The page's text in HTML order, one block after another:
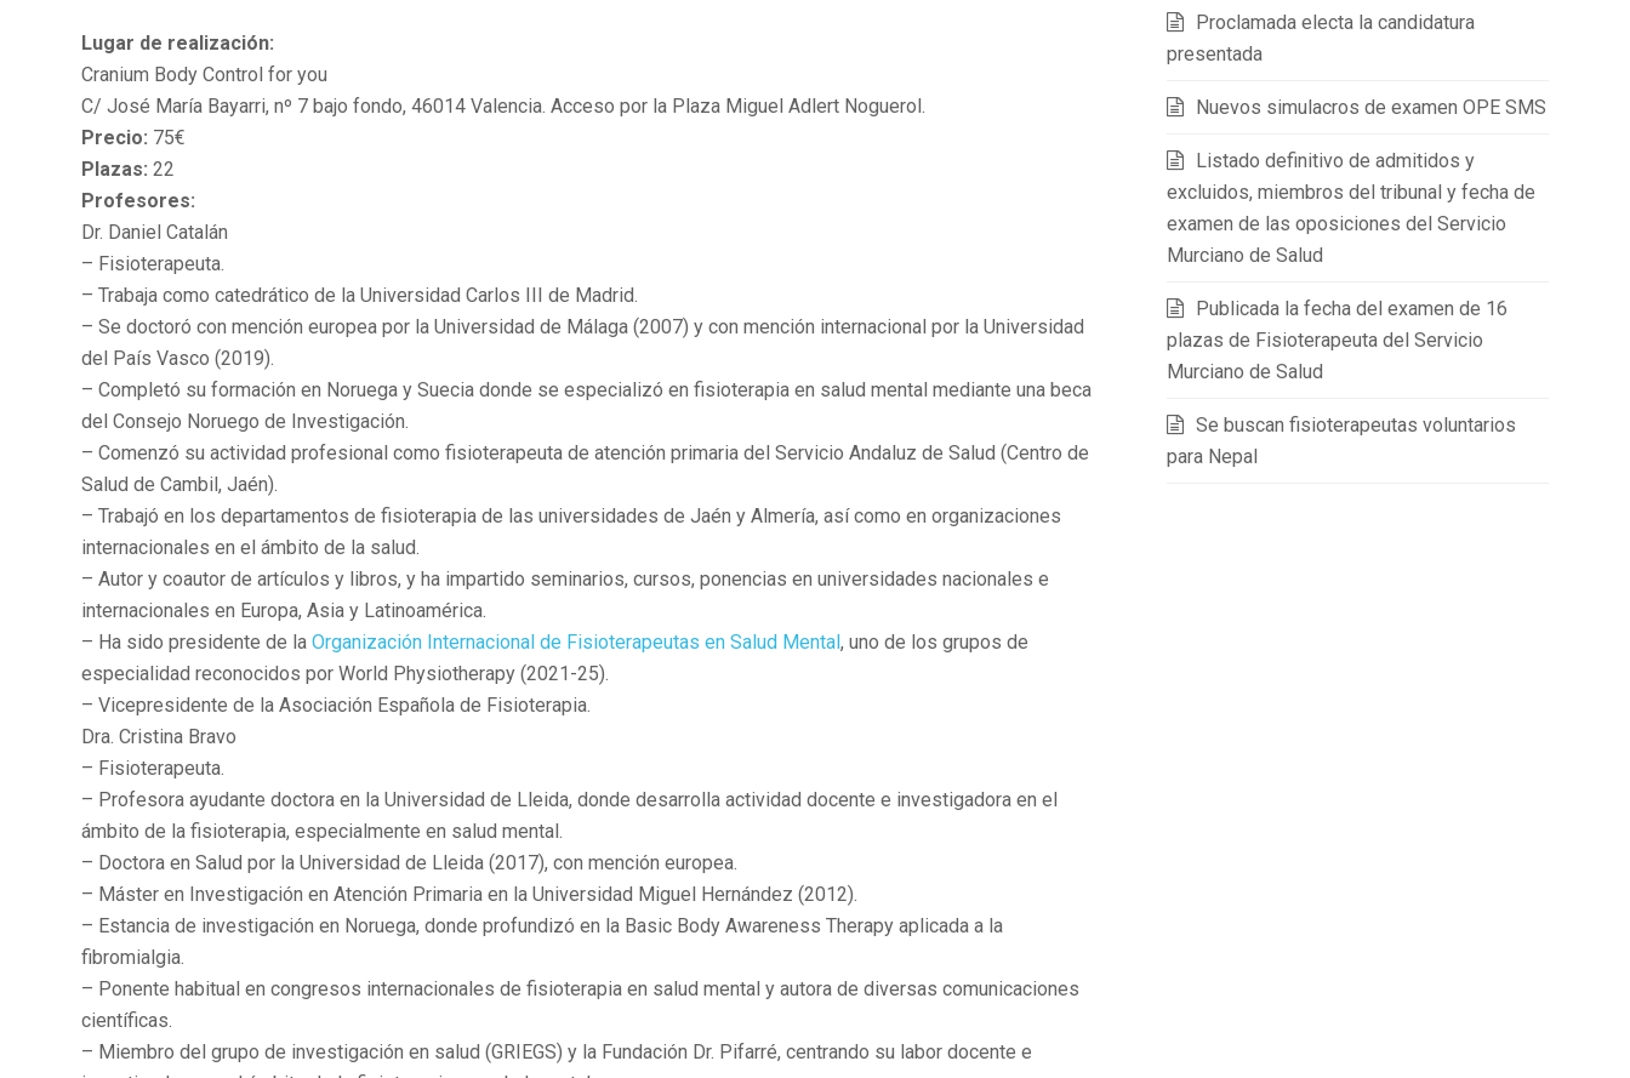
Lugar de realización:
Cranium Body Control for you
C/ José María Bayarri, nº 7 bajo fondo, 46014 Valencia. Acceso por la Plaza Miguel Adlert Noguerol.
Precio: 75€
Plazas: 22
Profesores:
Dr. Daniel Catalán
– Fisioterapeuta.
– Trabaja como catedrático de la Universidad Carlos III de Madrid.
– Se doctoró con mención europea por la Universidad de Málaga (2007) y con mención internacional por la Universidad
del País Vasco (2019).
– Completó su formación en Noruega y Suecia donde se especializó en fisioterapia en salud mental mediante una beca
del Consejo Noruego de Investigación.
– Comenzó su actividad profesional como fisioterapeuta de atención primaria del Servicio Andaluz de Salud (Centro de
Salud de Cambil, Jaén).
– Trabajó en los departamentos de fisioterapia de las universidades de Jaén y Almería, así como en organizaciones
internacionales en el ámbito de la salud.
– Autor y coautor de artículos y libros, y ha impartido seminarios, cursos, ponencias en universidades nacionales e
internacionales en Europa, Asia y Latinoamérica.
– Ha sido presidente de laOrganización Internacional de Fisioterapeutas en Salud Mental, uno de los grupos de
especialidad reconocidos por World Physiotherapy (2021-25).
– Vicepresidente de la Asociación Española de Fisioterapia.
Dra. Cristina Bravo
– Fisioterapeuta.
– Profesora ayudante doctora en la Universidad de Lleida, donde desarrolla actividad docente e investigadora en el
ámbito de la fisioterapia, especialmente en salud mental.
– Doctora en Salud por la Universidad de Lleida (2017), con mención europea.
– Máster en Investigación en Atención Primaria en la Universidad Miguel Hernández (2012).
– Estancia de investigación en Noruega, donde profundizó en la Basic Body Awareness Therapy aplicada a la
fibromialgia.
– Ponente habitual en congresos internacionales de fisioterapia en salud mental y autora de diversas comunicaciones
científicas.
– Miembro del grupo de investigación en salud (GRIEGS) y la Fundación Dr. Pifarré, centrando su labor docente e
Proclamada electa la candidatura
presentada
Nuevos simulacros de examen OPE SMS
Listado definitivo de admitidos y
excluidos, miembros del tribunal y fecha de
examen de las oposiciones del Servicio
Murciano de Salud
Publicada la fecha del examen de 16
plazas de Fisioterapeuta del Servicio
Murciano de Salud
Se buscan fisioterapeutas voluntarios
para Nepal